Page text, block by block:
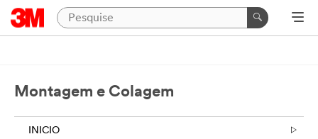
Montagem e Colagem
INICIO